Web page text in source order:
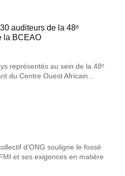
auditeurs de la 48ᵉ
la BCEAO
représentés au sein de la 48ᵉ
du Centre Ouest Africain...
d’ONG souligne le fossé
et ses exigences en matière